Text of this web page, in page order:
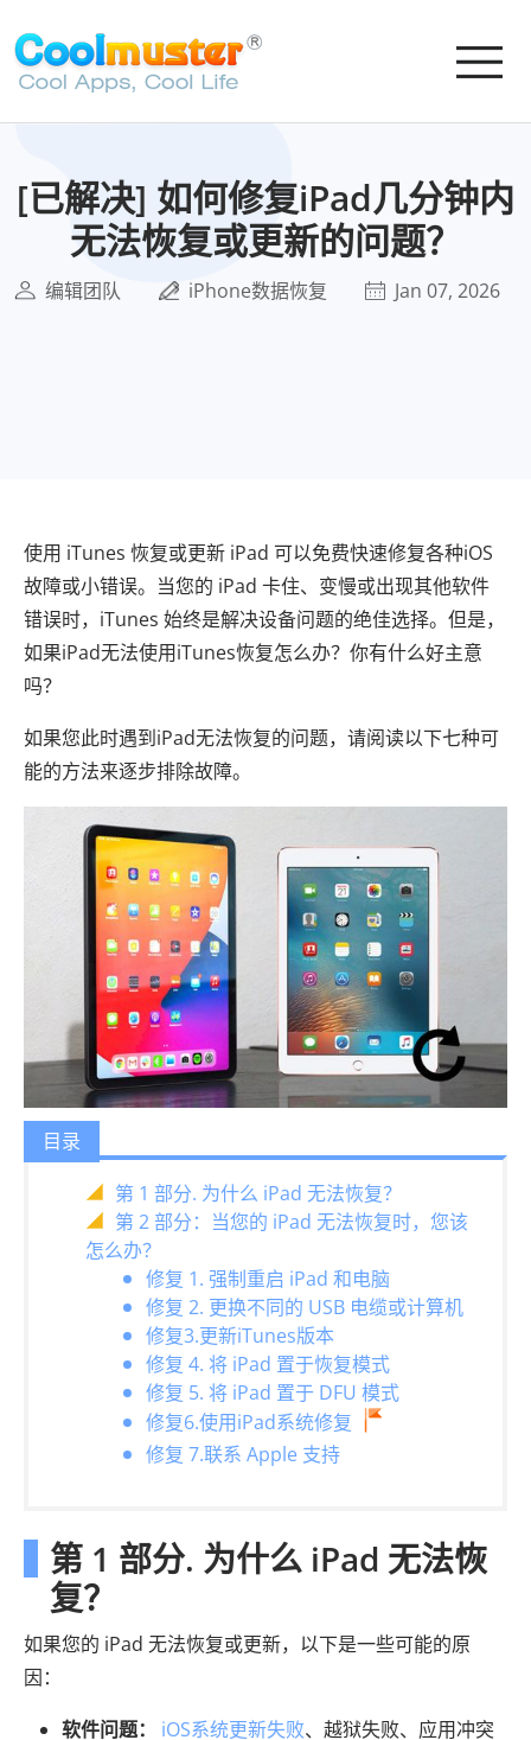
[已解决] 如何修复iPad几分钟内
无法恢复或更新的问题？
编辑团队 iPhone数据恢复 Jan 07, 2026
使用 iTunes 恢复或更新 iPad 可以免费快速修复各种iOS
故障或小错误。当您的 iPad 卡住、变慢或出现其他软件
错误时，iTunes 始终是解决设备问题的绝佳选择。但是，
如果iPad无法使用iTunes恢复怎么办？你有什么好主意
吗？
如果您此时遇到iPad无法恢复的问题，请阅读以下七种可
能的方法来逐步排除故障。
目录
第 1 部分. 为什么 iPad 无法恢复？
第 2 部分：当您的 iPad 无法恢复时，您该
怎么办？
修复 1. 强制重启 iPad 和电脑
修复 2. 更换不同的 USB 电缆或计算机
修复3.更新iTunes版本
修复 4. 将 iPad 置于恢复模式
修复 5. 将 iPad 置于 DFU 模式
修复6.使用iPad系统修复
修复 7.联系 Apple 支持
第 1 部分. 为什么 iPad 无法恢
复？
如果您的 iPad 无法恢复或更新，以下是一些可能的原
因：
软件问题：
iOS系统更新失败、越狱失败、应用冲突